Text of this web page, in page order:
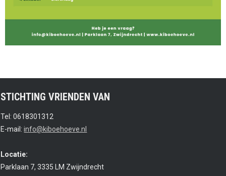
STICHTING VRIENDEN VAN
Tel: 0618301312
E-mail:info@kiboehoeve.nl
Locatie:
Parklaan 7, 3335 LM Zwijndrecht